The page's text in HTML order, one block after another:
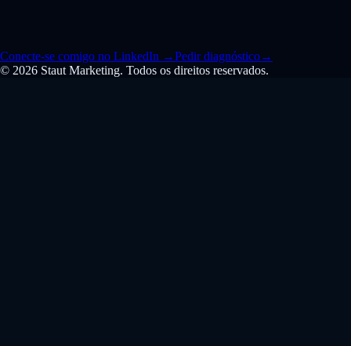
Conecte-se comigo no LinkedIn →Pedir diagnóstico→
© 2026 Staut Marketing. Todos os direitos reservados.